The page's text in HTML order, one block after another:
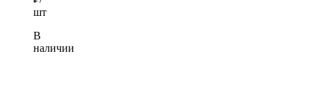
шт
В
наличии